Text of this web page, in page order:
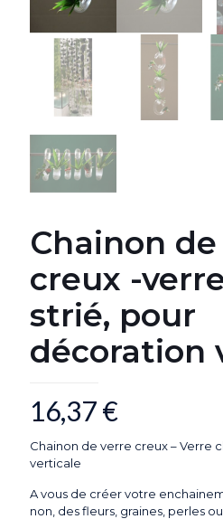
Chainon
creux -
strié, pour
décoration
16,37€
Chainon de verre creux – Verre
verticale
A vous de créer votre
non, des fleurs, graines, perles